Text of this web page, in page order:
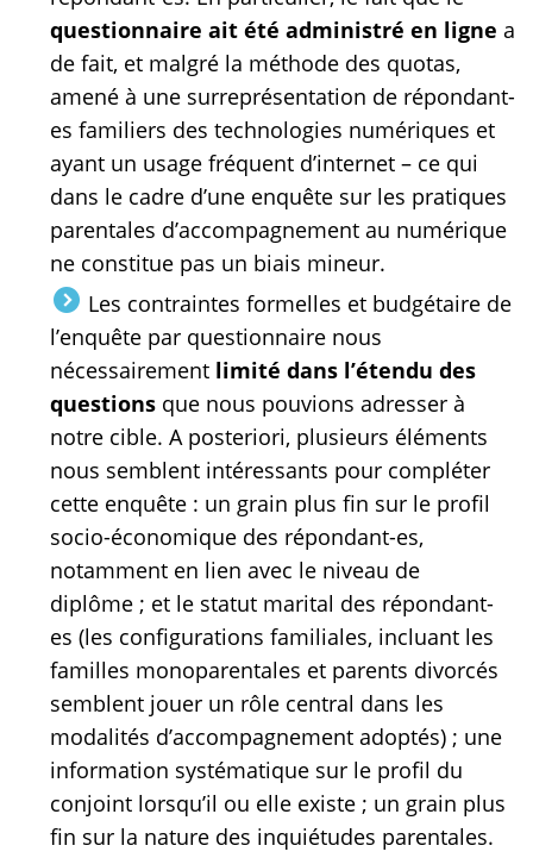
questionnaire ait été administré en ligne a
de fait, et malgré la méthode des quotas,
amené à une surreprésentation de répondant-
es familiers des technologies numériques et
ayant un usage fréquent d’internet – ce qui
dans le cadre d’une enquête sur les pratiques
parentales d’accompagnement au numérique
ne constitue pas un biais mineur.
Les contraintes formelles et budgétaire de
l’enquête par questionnaire nous
nécessairement limité dans l’étendu des
questions que nous pouvions adresser à
notre cible. A posteriori, plusieurs éléments
nous semblent intéressants pour compléter
cette enquête : un grain plus fin sur le profil
socio-économique des répondant-es,
notamment en lien avec le niveau de
diplôme ; et le statut marital des répondant-
es (les configurations familiales, incluant les
familles monoparentales et parents divorcés
semblent jouer un rôle central dans les
modalités d’accompagnement adoptés) ; une
information systématique sur le profil du
conjoint lorsqu’il ou elle existe ; un grain plus
fin sur la nature des inquiétudes parentales.